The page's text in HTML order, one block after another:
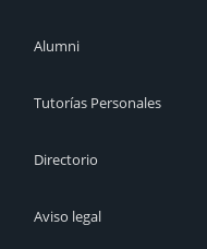
Alumni
Tutorías Personales
Directorio
Aviso legal